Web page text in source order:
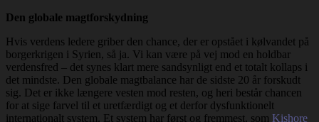
Den globale magtforskydning
Hvis verdens ledere griber den chance, der er opstået i kølvandet på
borgerkrigen i Syrien, så ja. Vi kan være på vej mod en holdbar
verdensfred – det synes klart mere sandsynligt end et totalt kollaps i
det mindste. Den globale magtbalance har de sidste 20 år forskudt
sig. Det er ikke længere vesten mod resten, og heri består chancen
for at sige farvel til et uretfærdigt og et derfor dysfunktionelt
internationalt system. Et system har først og fremmest, som Kishore